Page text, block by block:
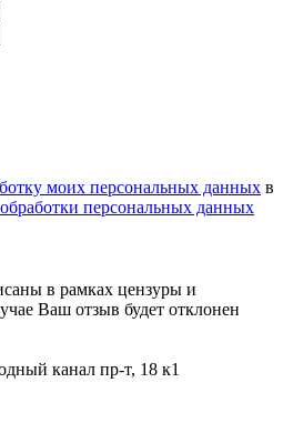
моих персональных данных в
персональных данных
в рамках цензуры и
Ваш отзыв будет отклонен
канал пр-т, 18 к1